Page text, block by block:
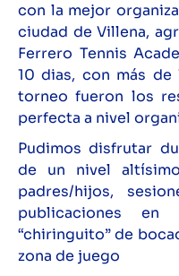
con la mejor
ciudad de Villena,
Ferrero Tennis
10 dias, con más
torneo fueron los
perfecta a nivel
Pudimos disfrutar
de un nivel
padres/hijos,
publicaciones
“chiringuito” de
zona de juego